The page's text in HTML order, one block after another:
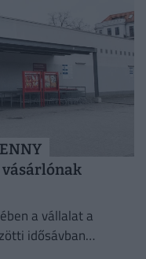
a vállalat a
idősávban